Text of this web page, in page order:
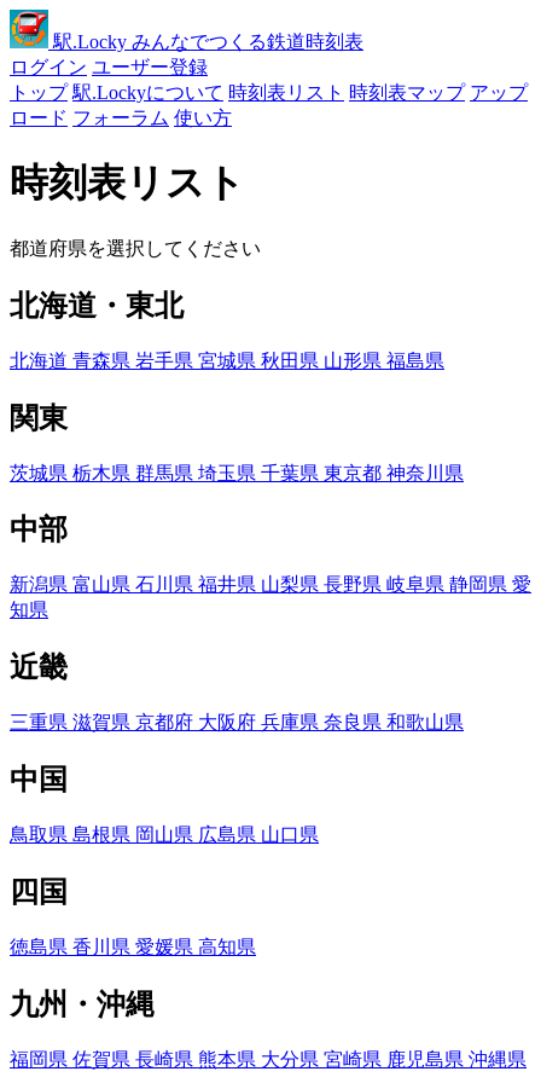
駅.Locky みんなでつくる鉄道時刻表
ログイン ユーザー登録
トップ 駅.Lockyについて 時刻表リスト 時刻表マップ アップ
ロード フォーラム 使い方
時刻表リスト
都道府県を選択してください
北海道・東北
北海道 青森県 岩手県 宮城県 秋田県 山形県 福島県
関東
茨城県 栃木県 群馬県 埼玉県 千葉県 東京都 神奈川県
中部
新潟県 富山県 石川県 福井県 山梨県 長野県 岐阜県 静岡県 愛
知県
近畿
三重県 滋賀県 京都府 大阪府 兵庫県 奈良県 和歌山県
中国
鳥取県 島根県 岡山県 広島県 山口県
四国
徳島県 香川県 愛媛県 高知県
九州・沖縄
福岡県 佐賀県 長崎県 熊本県 大分県 宮崎県 鹿児島県 沖縄県